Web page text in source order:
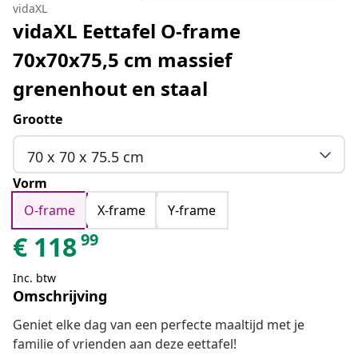
vidaXL
vidaXL Eettafel O-frame
70x70x75,5 cm massief
grenenhout en staal
Grootte
70 x 70 x 75.5 cm
Vorm
O-frame
X-frame Y-frame
€ 11899
Inc. btw
Omschrijving
Geniet elke dag van een perfecte maaltijd met je
familie of vrienden aan deze eettafel!